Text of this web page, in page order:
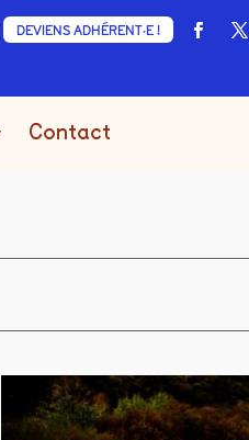
DEVIENS ADHÉRENT·E !
Contact